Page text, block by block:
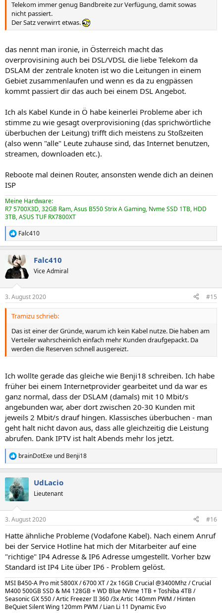
Telekom immer genug Bandbreite zur Verfügung, damit sowas
nicht passiert.
Der Satz verwirrt etwas.
das nennt man ironie, in Österreich macht das
overprovisining auch bei DSL/VDSL die liebe Telekom da
DSLAM der zentrale knoten ist wo die Leitungen in einem
Gebiet zusammenlaufen und wenn es da zu engpässen
kommt passiert dir das auch bei einem DSL Angebot.
Ich als Kabel Kunde in Ö habe keinerlei Probleme aber ich
stimme zu wie gesagt overprovisioning (das sprichwörtliche
überbuchen der Leitung) trifft dich meistens zu Stoßzeiten
(also wenn "alle" Leute zuhause sind, das Internet benutzen,
streamen, downloaden etc.).
Reboote mal deinen Router, ansonsten wende dich an deinen
ISP
Meine Hardware:
R7 5700X3D, 32GB Ram, Asus B550 Strix A Gaming, Nvme SSD 1TB, HDD
3TB, ASUS TUF RX7800XT
R
e
k
t
i
e
n
Falc410
Falc410
Vice Admiral
3. August 2020 #15
Tramizu schrieb:
Das ist einer der Gründe, warum ich kein Kabel nutze. Die haben am
Verteiler wahrscheinlich einfach mehr Kunden draufgepackt. Da
werden die Reserven schnell ausgereizt.
Ich wollte gerade das gleiche wie Benji18 schreiben. Ich habe
früher bei einem Internetprovider gearbeitet und da war es
ganz normal, dass der DSLAM (damals) mit 10 Mbit/s
angebunden war, aber dort zwischen 20-30 Kunden mit
jeweils 2 Mbit/s drauf hingen. Klassisches überbuchen - man
geht halt nicht davon aus, dass alle gleichzeitig die Leistung
abrufen. Dank IPTV ist halt Abends mehr los jetzt.
R
e
k
t
i
e
:
brainDotExe und Benji18
UdLacio
Lieutenant
3. August 2020 #16
Hatte ähnliche Probleme (Vodafone Kabel). Nach einem Anruf
bei der Service Hotline hat mich der Mitarbeiter auf eine
"richtige" IP4 Adresse & IP6 Adresse umgestellt. Vorher bzw
Standard ist IP4 Lite über IP6 - Problem gelöst.
MSI B450-A Pro mit 5800X / 6700 XT / 2x 16GB Crucial @3400Mhz / Crucial
M400 500GB SSD & M4 128GB + WD Blue NVme 1TB + Toshiba 4TB /
Seasonic GX 550 / Artic Freezer II 360 /3x Artic 140mm PWM / Hinten
BeQuiet Silent Wing 120mm PWM / Lian Li 11 Dynamic Evo